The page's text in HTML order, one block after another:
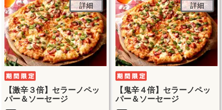
詳細
【激辛３倍】セラーノペッ
パー＆ソーセージ
詳細
【鬼辛４倍】セラーノペッ
パー＆ソーセージ